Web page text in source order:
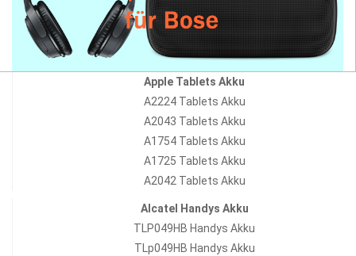
Apple Tablets Akku
A2224 Tablets Akku
A2043 Tablets Akku
A1754 Tablets Akku
A1725 Tablets Akku
A2042 Tablets Akku
Alcatel Handys Akku
TLP049HB Handys Akku
TLp049HB Handys Akku